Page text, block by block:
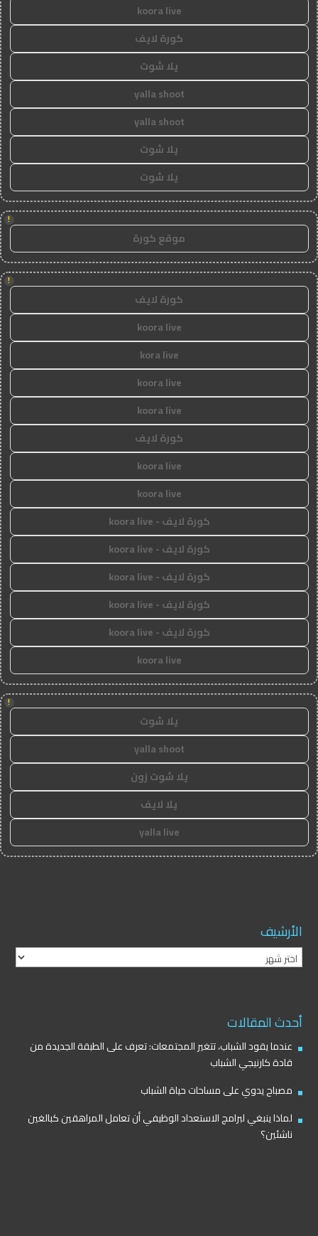
koora live
كورة لايف
يلا شوت
yalla shoot
yalla shoot
يلا شوت
يلا شوت
!
موقع كورة
!
كورة لايف
koora live
kora live
koora live
koora live
كورة لايف
koora live
koora live
كورة لايف - koora live
كورة لايف - koora live
كورة لايف - koora live
كورة لايف - koora live
كورة لايف - koora live
koora live
!
يلا شوت
yalla shoot
يلا شوت زون
يلا لايف
yalla live
الأرشيف
الأرشيف
أحدث المقالات
عندما يقود الشباب، تتغير المجتمعات: تعرف على الطبقة الجديدة من
قادة كارنيجي الشباب
مصباح يدوي على مساحات حياة الشباب
لماذا ينبغي لبرامج الاستعداد الوظيفي أن تعامل المراهقين كبالغين
ناشئين؟